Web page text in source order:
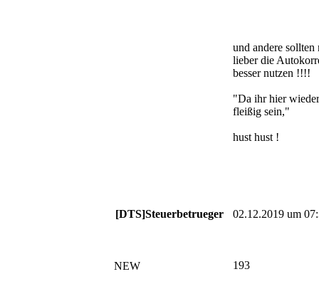
und andere sollten
lieber die
besser nutzen !!!!
"Da ihr hier
fleißig sein,"
hust hust !
[DTS]Steuerbetrueger 02.12.2019 um
NEW 193